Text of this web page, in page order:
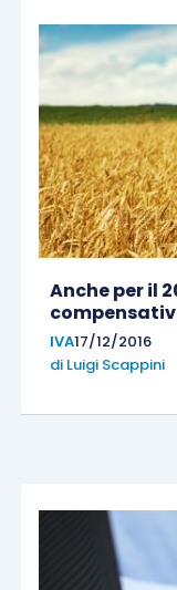
Anche per il
IVA17/12/2016
di Luigi Scappini